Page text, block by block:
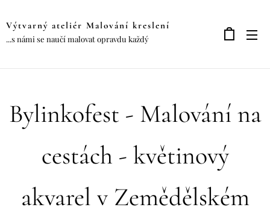
Výtvarný ateliér Malování kreslení
...s námi se naučí malovat opravdu každý
Bylinkofest - Malování na
cestách - květinový
akvarel v Zemědělském